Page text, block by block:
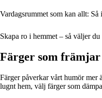
Vardagsrummet som kan allt:
Skapa ro i hemmet – så väljer
Färger som
Färger påverkar vårt humör
lugnt hem, välj färger som